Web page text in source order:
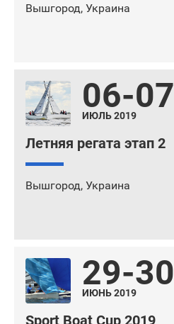
Вышгород, Украина
06-07
ИЮЛЬ 2019
Летняя регата этап 2
Вышгород, Украина
29-30
ИЮНЬ 2019
Sport Boat Cup 2019